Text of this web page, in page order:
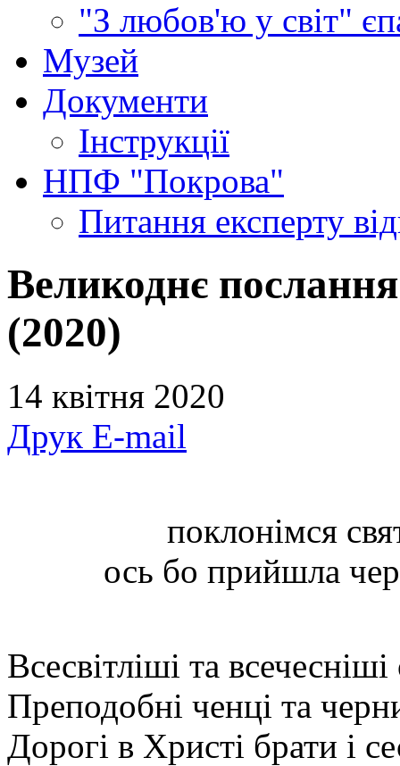
"З любов'ю у світ"
Музей
Документи
Інструкції
НПФ "Покрова"
Питання експерту
Великоднє
(2020)
14 квітня 2020
Друк E-mail
поклонімся
ось бо прийшла
Всесвітліші та всечесніші
Преподобні ченці та
Дорогі в Христі брати і